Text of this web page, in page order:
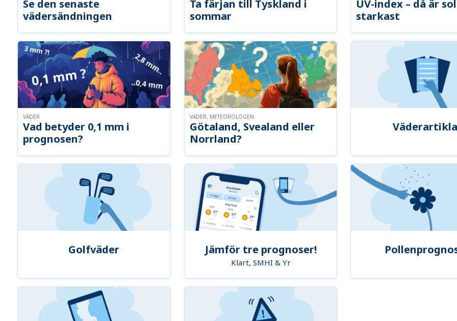
Se den senaste
vädersändningen
Ta färjan till Tyskland i
sommar
UV-index – då är
starkast
Vad betyder 0,1 mm i
prognosen?
VÄDER
Götaland, Svealand eller
Norrland?
VÄDER, METEOROLOGEN
Golfväder Jämför tre prognoser!
Klart, SMHI & Yr